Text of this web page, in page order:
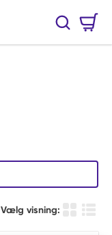
Søg
Vælg visning: